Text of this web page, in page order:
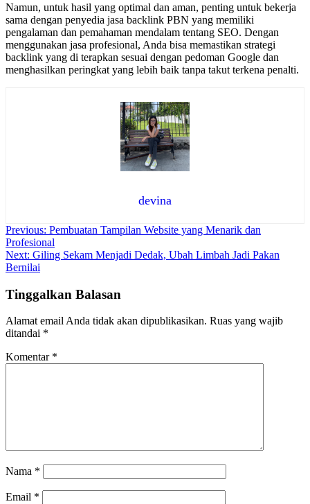
Namun, untuk hasil yang optimal dan aman, penting untuk bekerja
sama dengan penyedia jasa backlink PBN yang memiliki
pengalaman dan pemahaman mendalam tentang SEO. Dengan
menggunakan jasa profesional, Anda bisa memastikan strategi
backlink yang di terapkan sesuai dengan pedoman Google dan
menghasilkan peringkat yang lebih baik tanpa takut terkena penalti.
devina
Navigasi
pos
Previous: Pembuatan Tampilan Website yang Menarik dan
Profesional
Next: Giling Sekam Menjadi Dedak, Ubah Limbah Jadi Pakan
Bernilai
Tinggalkan Balasan
Alamat email Anda tidak akan dipublikasikan. Ruas yang wajib
ditandai *
Komentar *
Nama *
Email *